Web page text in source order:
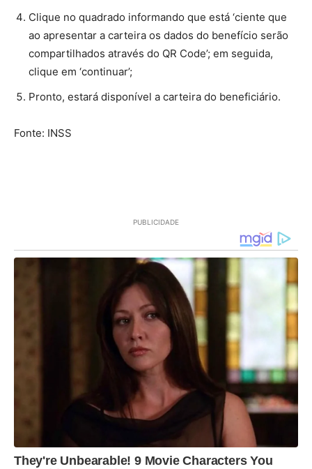
Clique no quadrado informando que está ‘ciente que
ao apresentar a carteira os dados do benefício serão
compartilhados através do QR Code’; em seguida,
clique em ‘continuar’;
Pronto, estará disponível a carteira do beneficiário.
Fonte: INSS
PUBLICIDADE